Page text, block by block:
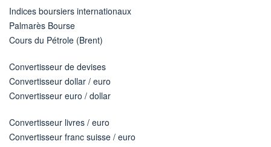
Indices boursiers internationaux
Palmarès Bourse
Cours du Pétrole (Brent)
Convertisseur de devises
Convertisseur dollar / euro
Convertisseur euro / dollar
Convertisseur livres / euro
Convertisseur franc suisse / euro